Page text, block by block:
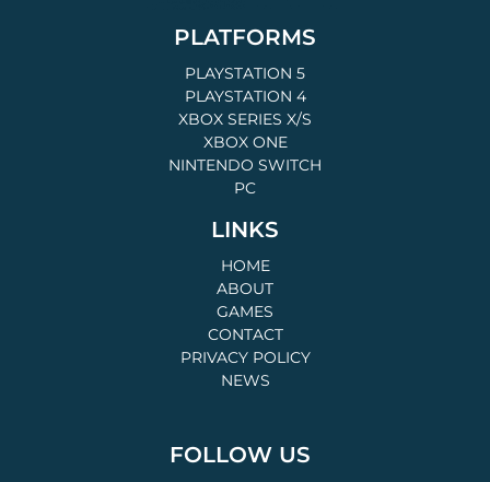
PLATFORMS
PLAYSTATION 5
PLAYSTATION 4
XBOX SERIES X/S
XBOX ONE
NINTENDO SWITCH
PC
LINKS
HOME
ABOUT
GAMES
CONTACT
PRIVACY POLICY
NEWS
FOLLOW US